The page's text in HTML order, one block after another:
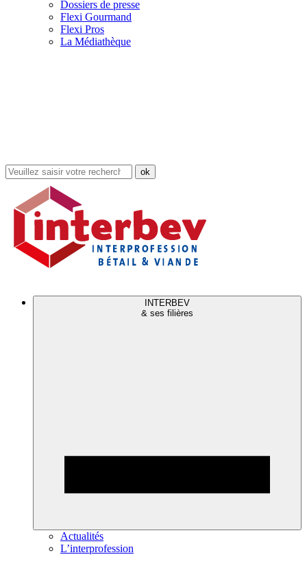
Dossiers de presse
Flexi Gourmand
Flexi Pros
La Médiathèque
Rechercher
dans
site
INTERBEV
& ses filières
Actualités
L’interprofession